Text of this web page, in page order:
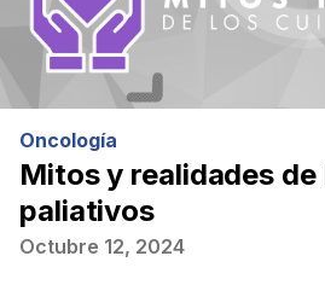
Oncología
Mitos y realidades
paliativos
Octubre 12, 2024